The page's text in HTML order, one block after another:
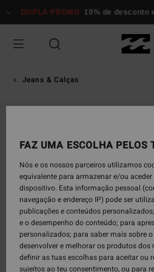
para
informação
DUPLA PROMO 10% de desconto
Jeans & Calças
FAZ UMA ESCOLHA PELOS
Nós e os nossos parceiros utilizamos
equivalente para armazenar e/ou
dispositivo. Esta informação pessoal
navegação e endereço IP) pode ser
publicações e conteúdos
e o desempenho do conteúdo; para
personalizados; para saber mais sobre
desenvolver e melhorar os produtos dos
definir as tuas escolhas para aceitar ou
sujeitos ao teu consentimento, ou para